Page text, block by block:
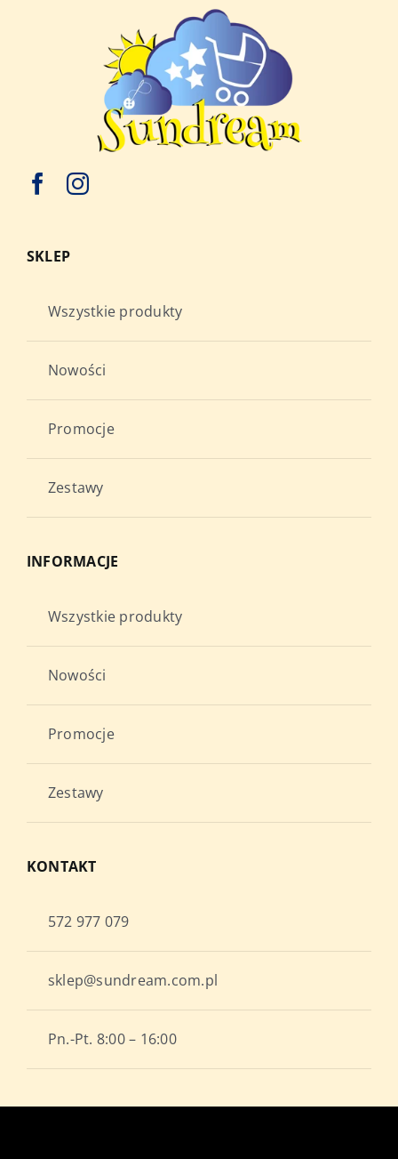
SKLEP
Wszystkie produkty
Nowości
Promocje
Zestawy
INFORMACJE
Wszystkie produkty
Nowości
Promocje
Zestawy
KONTAKT
572 977 079
sklep@sundream.com.pl
Pn.-Pt. 8:00 – 16:00